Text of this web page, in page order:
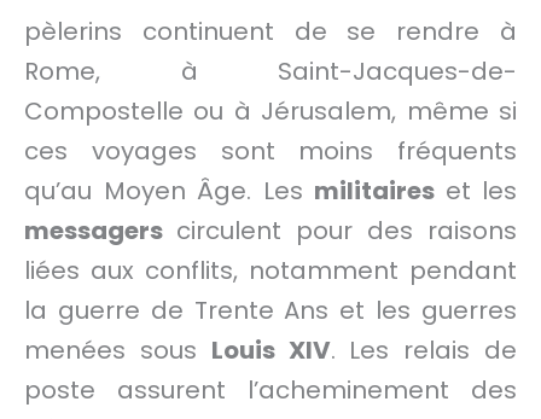
pèlerins continuent de se rendre à
Rome, à Saint-Jacques-de-
Compostelle ou à Jérusalem, même si
ces voyages sont moins fréquents
qu’au Moyen Âge. Les militaires et les
messagers circulent pour des raisons
liées aux conflits, notamment pendant
la guerre de Trente Ans et les guerres
menées sous Louis XIV. Les relais de
poste assurent l’acheminement des